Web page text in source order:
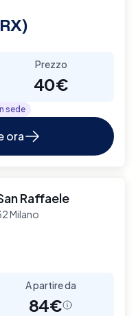
Prezzo
40€
sede
ora
Raffaele
Milano
A partire da
84€